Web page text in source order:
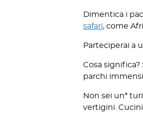
Dimentica i
safari, come
Parteciperai a
Cosa
parchi
Non sei un*
vertigini.